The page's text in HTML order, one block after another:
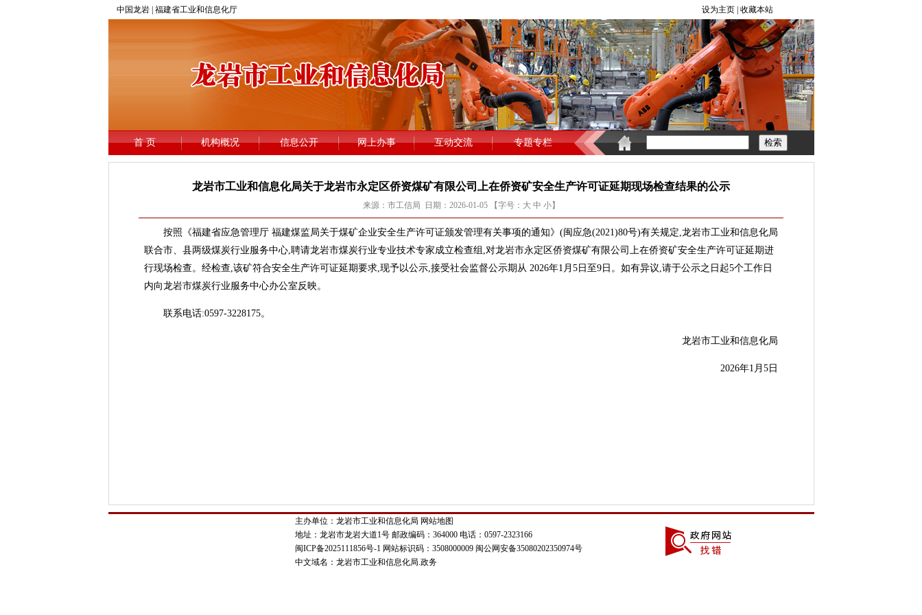
龙岩市工业和信息化局关于龙岩市永定区侨资煤矿有限公司上在侨资矿安全生产许可证延期现场检查结果的公示
来源：市工信局 日期：2026-01-05 【字号： 大 中 小】
按照《福建省应急管理厅 福建煤监局关于煤矿企业安全生产许可证颁发管理有关事项的通知》(闽应急(2021)80号)有关规定,龙岩市工业和信息化局
联合市、县两级煤炭行业服务中心,聘请龙岩市煤炭行业专业技术专家成立检查组,对龙岩市永定区侨资煤矿有限公司上在侨资矿安全生产许可证延期进
行现场检查。经检查,该矿符合安全生产许可证延期要求,现予以公示,接受社会监督公示期从 2026年1月5日至9日。如有异议,请于公示之日起5个工作日
内向龙岩市煤炭行业服务中心办公室反映。
联系电话:0597-3228175。
龙岩市工业和信息化局
2026年1月5日